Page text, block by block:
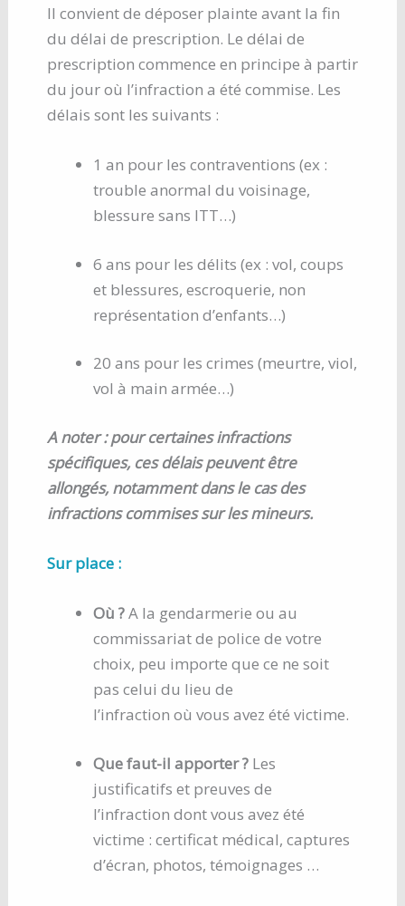
Il convient de déposer plainte avant la fin
du délai de prescription. Le délai de
prescription commence en principe à partir
du jour où l’infraction a été commise. Les
délais sont les suivants :
1 an pour les contraventions (ex :
trouble anormal du voisinage,
blessure sans ITT…)
6 ans pour les délits (ex : vol, coups
et blessures, escroquerie, non
représentation d’enfants…)
20 ans pour les crimes (meurtre, viol,
vol à main armée…)
A noter : pour certaines infractions
spécifiques, ces délais peuvent être
allongés, notamment dans le cas des
infractions commises sur les mineurs.
Sur place :
Où ?A la gendarmerie ou au
commissariat de police de votre
choix, peu importe que ce ne soit
pas celui du lieu de
l’infraction où vous avez été victime.
Que faut-il apporter ? Les
justificatifs et preuves de
l’infraction dont vous avez été
victime : certificat médical, captures
d’écran, photos, témoignages …